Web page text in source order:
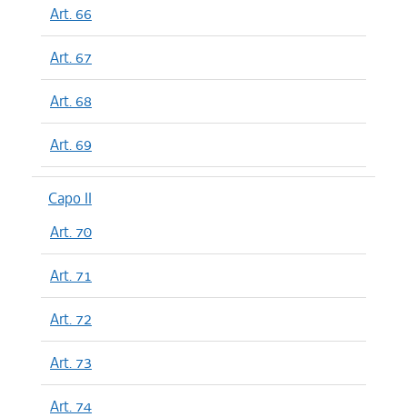
Art. 66
Art. 67
Art. 68
Art. 69
Capo II
Art. 70
Art. 71
Art. 72
Art. 73
Art. 74